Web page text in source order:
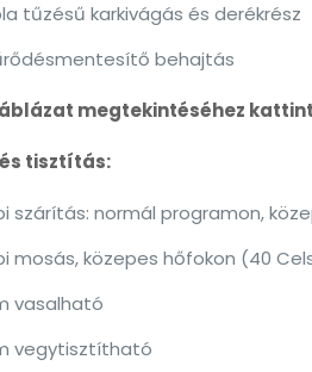
tűzésű karkivágás és derékrész
behajtás
megtekintéséhez
tisztítás:
szárítás: normál programon,
mosás, közepes hőfokon (40
vasalható
vegytisztítható